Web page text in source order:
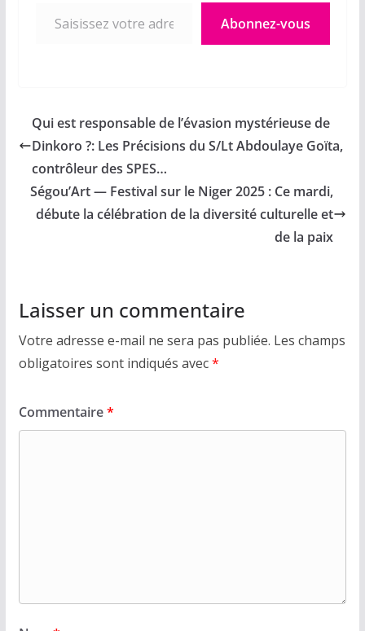
Abonnez-vous
Qui est responsable de l’évasion mystérieuse de
Dinkoro ?: Les Précisions du S/Lt Abdoulaye Goïta,
contrôleur des SPES…
Ségou’Art — Festival sur le Niger 2025 : Ce mardi,
débute la célébration de la diversité culturelle et
de la paix
Laisser un commentaire
Votre adresse e-mail ne sera pas publiée. Les champs
obligatoires sont indiqués avec*
Commentaire*